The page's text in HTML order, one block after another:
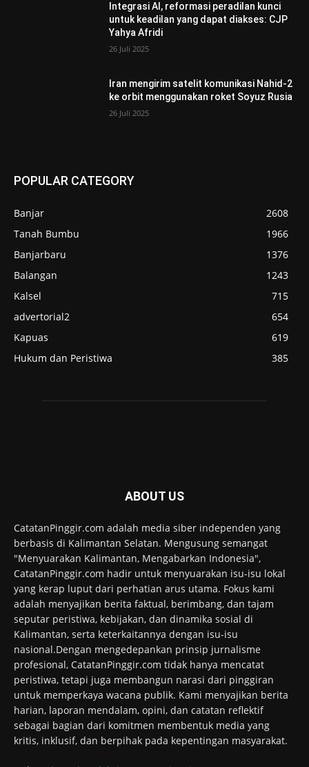
Integrasi AI, reformasi peradilan kunci
untuk keadilan yang dapat diakses: CJP
Yahya Afridi
26 Juli 2025
Iran mengirim satelit komunikasi Nahid-2
ke orbit menggunakan roket Soyuz Rusia
26 Juli 2025
POPULAR CATEGORY
Banjar
2608
Tanah Bumbu
1966
Banjarbaru
1376
Balangan
1243
Kalsel
715
advertorial2
654
Kapuas
619
Hukum dan Peristiwa
385
ABOUT US
CatatanPinggir.com adalah media siber independen yang
berbasis di Kalimantan Selatan. Mengusung semangat
"Menyuarakan Kalimantan, Mengabarkan Indonesia",
CatatanPinggir.com hadir untuk menyuarakan isu-isu lokal
yang kerap luput dari perhatian arus utama. Fokus kami
adalah menyajikan berita faktual, berimbang, dan tajam
seputar peristiwa, kebijakan, dan dinamika sosial di
Kalimantan, serta keterkaitannya dengan isu-isu
nasional.Dengan mengedepankan prinsip jurnalisme
profesional, CatatanPinggir.com tidak hanya mencatat
peristiwa, tetapi juga membangun narasi dari pinggiran
untuk memperkaya wacana publik. Kami menyajikan berita
harian, laporan mendalam, opini, dan catatan reflektif
sebagai bagian dari komitmen membentuk media yang
kritis, inklusif, dan berpihak pada kepentingan masyarakat.